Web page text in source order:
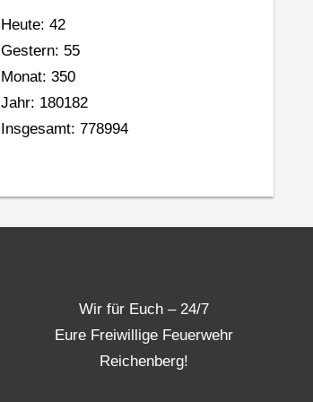
Heute: 42
Gestern: 55
Monat: 350
Jahr: 180182
Insgesamt: 778994
Wir für Euch – 24/7
Eure Freiwillige Feuerwehr
Reichenberg!